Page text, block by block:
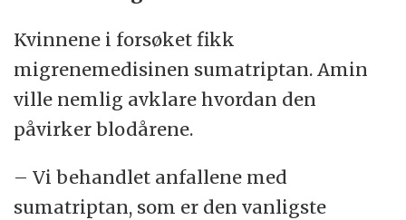
Kvinnene i forsøket fikk
migrenemedisinen sumatriptan. Amin
ville nemlig avklare hvordan den
påvirker blodårene.
– Vi behandlet anfallene med
sumatriptan, som er den vanligste